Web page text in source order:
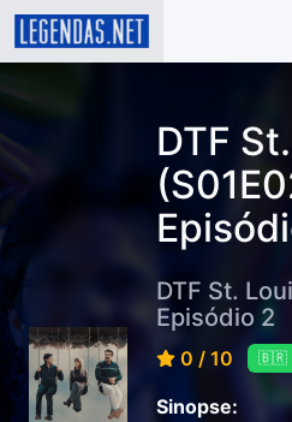
DTF
DTF St.
Episódio 2
0 / 10 🇧🇷
Sinopse: